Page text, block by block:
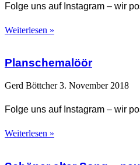
Folge uns auf Instagram – wir
Weiterlesen »
Planschemalöör
Gerd Böttcher3. November 2018
Folge uns auf Instagram – wir
Weiterlesen »